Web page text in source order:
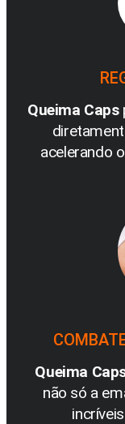
Queima Caps
acelerando
Queima
não só a